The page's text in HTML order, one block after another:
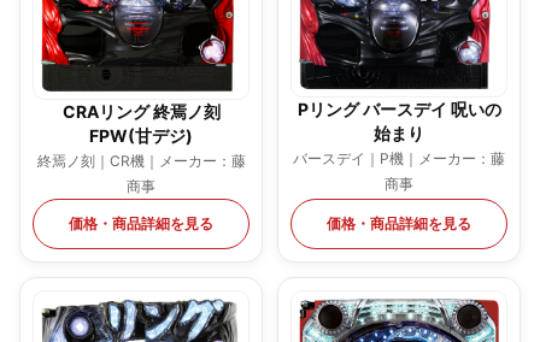
CRAリング 終焉ノ刻
FPW(甘デジ)
終焉ノ刻｜CR機｜メーカー：藤
商事
価格・商品詳細を見る
Pリング バースデイ 呪いの
始まり
バースデイ｜P機｜メーカー：藤
商事
価格・商品詳細を見る